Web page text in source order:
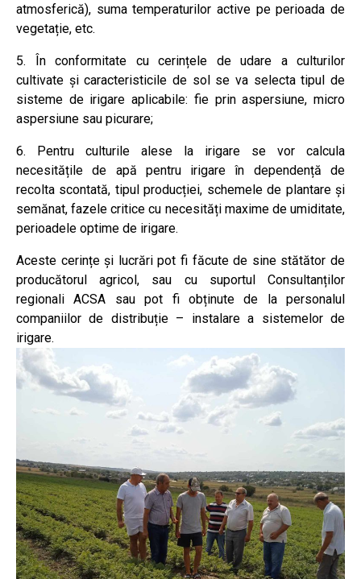
atmosferică), suma temperaturilor active pe perioada de
vegetație, etc.
5. În conformitate cu cerințele de udare a culturilor
cultivate și caracteristicile de sol se va selecta tipul de
sisteme de irigare aplicabile: fie prin aspersiune, micro
aspersiune sau picurare;
6. Pentru culturile alese la irigare se vor calcula
necesitățile de apă pentru irigare în dependență de
recolta scontată, tipul producției, schemele de plantare și
semănat, fazele critice cu necesități maxime de umiditate,
perioadele optime de irigare.
Aceste cerințe și lucrări pot fi făcute de sine stătător de
producătorul agricol, sau cu suportul Consultanților
regionali ACSA sau pot fi obținute de la personalul
companiilor de distribuție – instalare a sistemelor de
irigare.